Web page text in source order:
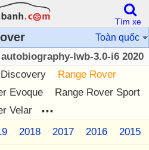
Toàn quốc
lwb-3.0-i6 2020
Discovery
Range Rover
Evoque
Range Rover Sport
Velar
...
2018 2017 2016 2015
Tìm xe